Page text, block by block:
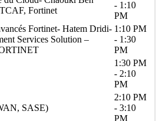
Fortinet
- 1:10
PM
Fortinet- Hatem Dridi-
Services Solution –
1:10 PM
- 1:30
PM
1:30 PM
- 2:10
PM
SASE)
2:10 PM
- 3:10
PM